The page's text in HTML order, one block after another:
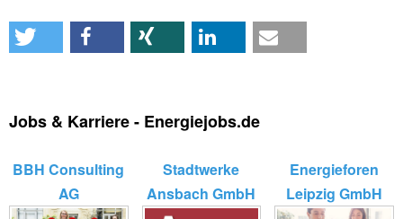
Jobs & Karriere - Energiejobs.de
BBH Consulting
AG
Stadtwerke
Ansbach GmbH
Energieforen
Leipzig GmbH